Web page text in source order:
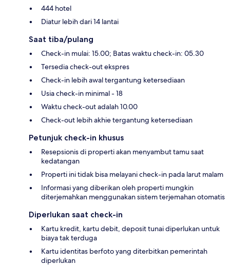
444 hotel
Diatur lebih dari 14 lantai
Saat tiba/pulang
Check-in mulai: 15.00; Batas waktu check-in: 05.30
Tersedia check-out ekspres
Check-in lebih awal tergantung ketersediaan
Usia check-in minimal - 18
Waktu check-out adalah 10.00
Check-out lebih akhie tergantung ketersediaan
Petunjuk check-in khusus
Resepsionis di properti akan menyambut tamu saat
kedatangan
Properti ini tidak bisa melayani check-in pada larut malam
Informasi yang diberikan oleh properti mungkin
diterjemahkan menggunakan sistem terjemahan otomatis
Diperlukan saat check-in
Kartu kredit, kartu debit, deposit tunai diperlukan untuk
biaya tak terduga
Kartu identitas berfoto yang diterbitkan pemerintah
diperlukan